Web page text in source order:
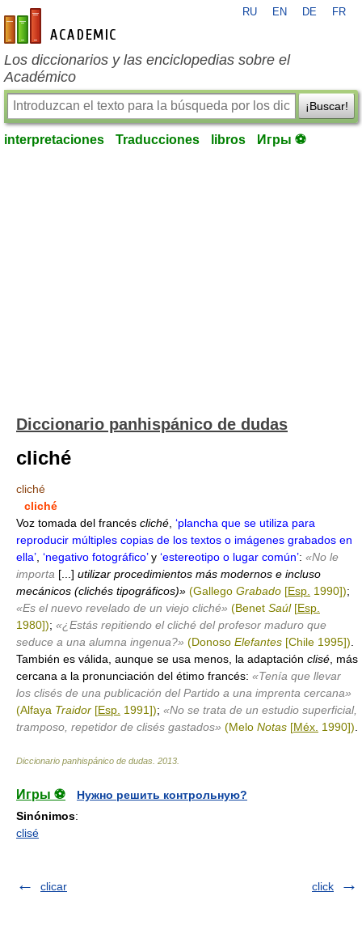
es-academic.com
RU EN DE FR
Los diccionarios y las enciclopedias sobre el
Académico
¡Buscar!
interpretaciones Traducciones libros Игры ⚽
Diccionario panhispánico de dudas
cliché
cliché
cliché
Voz tomada del francés cliché ‘plancha que se utiliza para
reproducir múltiples copias de los textos o imágenes grabados en
ella’ ‘negativo fotográfico’y ‘estereotipo o lugar común’: «No le
importa [...] utilizar procedimientos más modernos e incluso
mecánicos (clichés tipográficos)» (Gallego Grabado [Esp. 1990]);
«Es el nuevo revelado de un viejo cliché» (Benet Saúl[Esp.
1980]); «¿Estás repitiendo el cliché del profesor maduro que
seduce a una alumna ingenua?» (Donoso Elefantes [Chile 1995])
También es válida, aunque se usa menos, la adaptación clisé , más
cercana a la pronunciación del étimo francés: «Tenía que llevar
los clisés de una publicación del Partido a una imprenta cercana»
(Alfaya Traidor [Esp. 1991]); «No se trata de un estudio superficial,
tramposo, repetidor de clisés gastados» (Melo Notas [Méx. 1990])
Diccionario panhispánico de dudas 2013
Игры ⚽
Нужно решить контрольную?
Sinónimos:
clisé
clicar click